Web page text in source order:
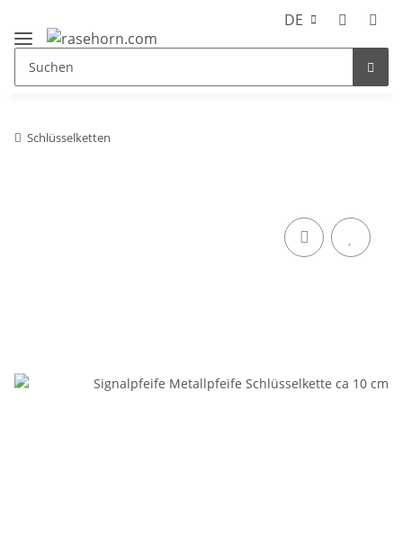
DE
Schlüsselketten